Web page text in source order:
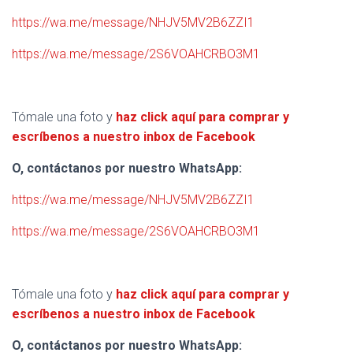
https://wa.me/message/NHJV5MV2B6ZZI1
https://wa.me/message/2S6VOAHCRBO3M1
Tómale una foto y haz click aquí para comprar y
escríbenos a nuestro inbox de Facebook
O, contáctanos por nuestro WhatsApp:
https://wa.me/message/NHJV5MV2B6ZZI1
https://wa.me/message/2S6VOAHCRBO3M1
Tómale una foto y haz click aquí para comprar y
escríbenos a nuestro inbox de Facebook
O, contáctanos por nuestro WhatsApp: